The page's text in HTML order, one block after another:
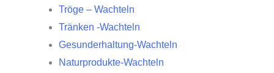
Tröge – Wachteln
Tränken -Wachteln
Gesunderhaltung-Wachteln
Naturprodukte-Wachteln